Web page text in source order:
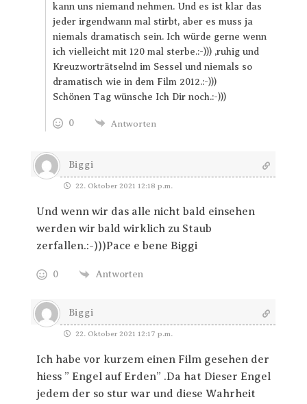
kann uns niemand nehmen. Und es ist klar das
jeder irgendwann mal stirbt, aber es muss ja
niemals dramatisch sein. Ich würde gerne wenn
ich vielleicht mit 120 mal sterbe.:-))) ,ruhig und
Kreuzworträtselnd im Sessel und niemals so
dramatisch wie in dem Film 2012.:-)))
Schönen Tag wünsche Ich Dir noch.:-)))
0 Antworten
Biggi
22. Oktober 2021 12:18 p.m.
Und wenn wir das alle nicht bald einsehen
werden wir bald wirklich zu Staub
zerfallen.:-)))Pace e bene Biggi
0 Antworten
Biggi
22. Oktober 2021 12:17 p.m.
Ich habe vor kurzem einen Film gesehen der
hiess ” Engel auf Erden” .Da hat Dieser Engel
jedem der so stur war und diese Wahrheit